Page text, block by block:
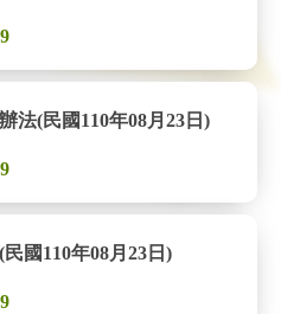
法(民國110年08月23日)
國110年08月23日)